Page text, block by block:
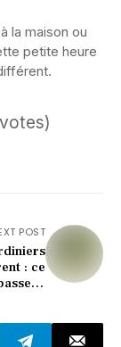
la maison ou
petite heure
POST
: ce
le